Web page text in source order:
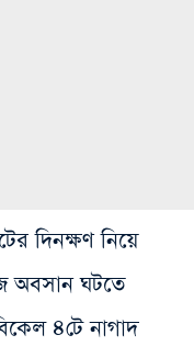
দিনক্ষণ নিয়ে
অবসান ঘটতে
৪টে নাগাদ